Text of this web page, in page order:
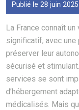
Publié le 28 juin 2025
La France connaît
significatif, avec
préserver leur
sécurisé et
services se sont
d’hébergement
médicalisés. Mais